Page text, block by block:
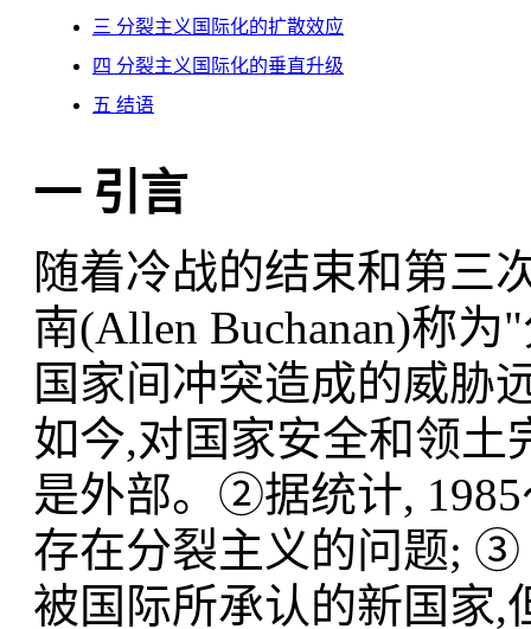
三 分裂主义国际化的扩散效应
四 分裂主义国际化的垂直升级
五 结语
一 引言
随着冷战的结束和第三
南(Allen Buchanan)称
国家间冲突造成的威胁
如今,对国家安全和领土
是外部。②据统计,
存在分裂主义的问题; ③
被国际所承认的新国家